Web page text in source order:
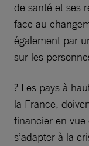
de santé et ses
face au
également par
sur les
? Les pays à
la France,
financier en vue
s’adapter à la